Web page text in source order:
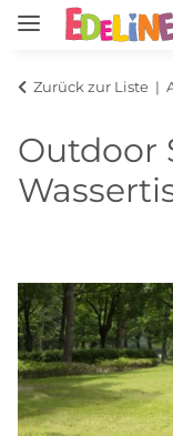
Zurück zur Liste
Outdoor